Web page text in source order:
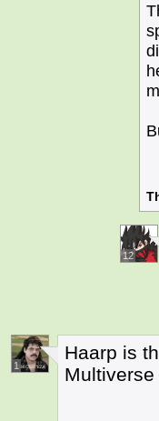
12
1
Haarp is
Multiverse